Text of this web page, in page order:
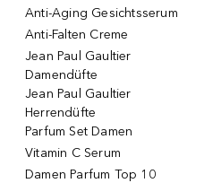
Anti-Aging Gesichtsserum
Anti-Falten Creme
Jean Paul Gaultier
Damendüfte
Jean Paul Gaultier
Herrendüfte
Parfum Set Damen
Vitamin C Serum
Damen Parfum Top 10